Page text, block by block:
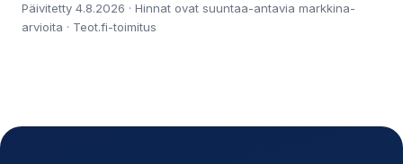
Päivitetty 4.8.2026 · Hinnat ovat suuntaa-antavia markkina-
arvioita · Teot.fi-toimitus